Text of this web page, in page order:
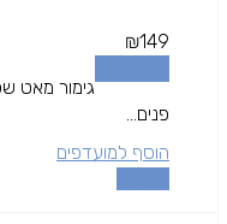
₪149
גימור מאט
פנים...
הוסף למועדפים